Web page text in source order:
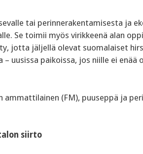
tai perinnerakentamisesta ja
Se toimii myös virikkeenä alan
jotta jäljellä olevat suomalaiset
uusissa paikoissa, jos niille ei enää
ammattilainen (FM), puuseppä ja
siirto